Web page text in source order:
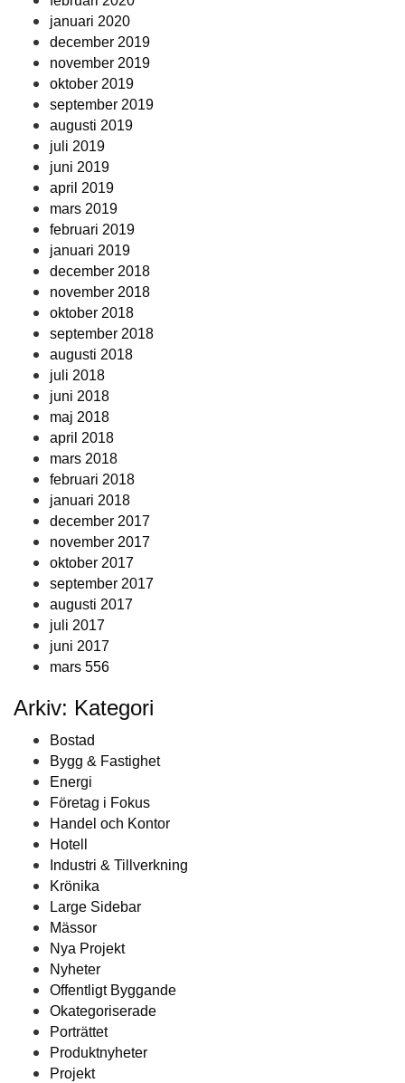
januari 2020
december 2019
november 2019
oktober 2019
september 2019
augusti 2019
juli 2019
juni 2019
april 2019
mars 2019
februari 2019
januari 2019
december 2018
november 2018
oktober 2018
september 2018
augusti 2018
juli 2018
juni 2018
maj 2018
april 2018
mars 2018
februari 2018
januari 2018
december 2017
november 2017
oktober 2017
september 2017
augusti 2017
juli 2017
juni 2017
mars 556
Arkiv: Kategori
Bostad
Bygg & Fastighet
Energi
Företag i Fokus
Handel och Kontor
Hotell
Industri & Tillverkning
Krönika
Large Sidebar
Mässor
Nya Projekt
Nyheter
Offentligt Byggande
Okategoriserade
Porträttet
Produktnyheter
Projekt